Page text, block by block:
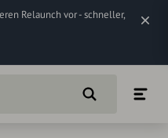
Relaunch vor - schneller,